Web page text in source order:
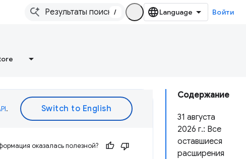
/ Войти
Содержание
31 августа
2026 г.: Все
оставшиеся
расширения
.
оказалась полезной?